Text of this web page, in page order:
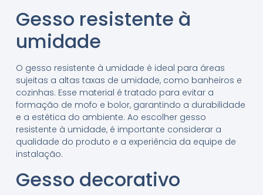
Gesso resistente à
umidade
O gesso resistente à umidade é ideal para áreas
sujeitas a altas taxas de umidade, como banheiros e
cozinhas. Esse material é tratado para evitar a
formação de mofo e bolor, garantindo a durabilidade
e a estética do ambiente. Ao escolher gesso
resistente à umidade, é importante considerar a
qualidade do produto e a experiência da equipe de
instalação.
Gesso decorativo